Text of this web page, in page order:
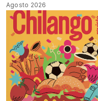
Agosto 2026